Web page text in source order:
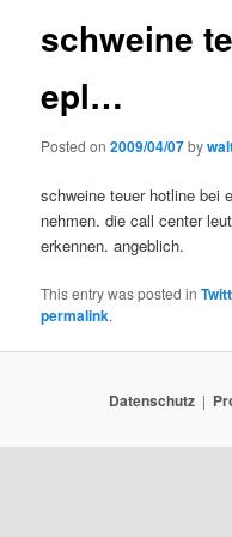
schweine
epl…
Posted on2009/04/07by
schweine teuer hotline bei
nehmen. die call center
erkennen. angeblich.
This entry was posted in
permalink.
Datenschutz